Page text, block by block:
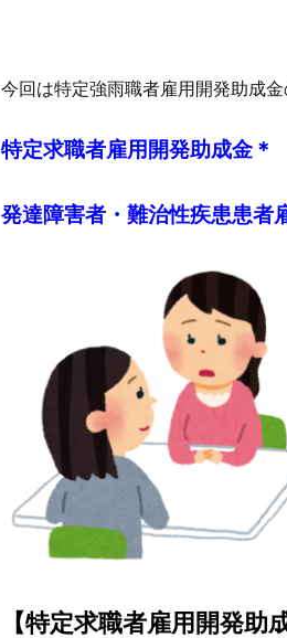
今回は特定強雨職者雇用開発助成
特定求職者雇用開発助成金＊
発達障害者・難治性疾患患者
【特定求職者雇用開発助